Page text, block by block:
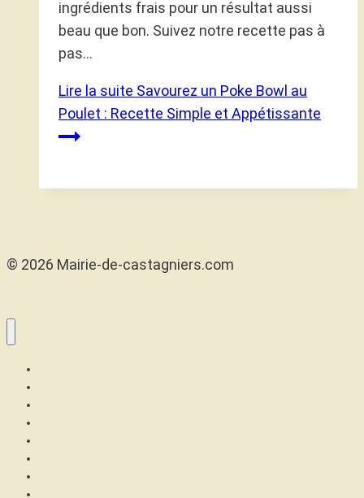
ingrédients frais pour un résultat aussi
beau que bon. Suivez notre recette pas à
pas…
Lire la suite Savourez un Poke Bowl au
Poulet : Recette Simple et Appétissante
© 2026 Mairie-de-castagniers.com